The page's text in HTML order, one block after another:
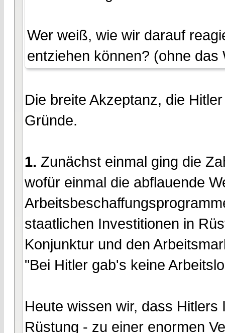
Wer weiß, wie wir darauf
entziehen können? (ohne das
Die breite Akzeptanz, die
Gründe.
1. Zunächst einmal ging die
wofür einmal die abflauende
staatlichen Investitionen in
Konjunktur und den
"Bei Hitler gab's keine
Heute wissen wir, dass
Rüstung - zu einer enormen